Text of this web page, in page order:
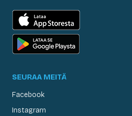
SEURAA MEITÄ
Facebook
Instagram